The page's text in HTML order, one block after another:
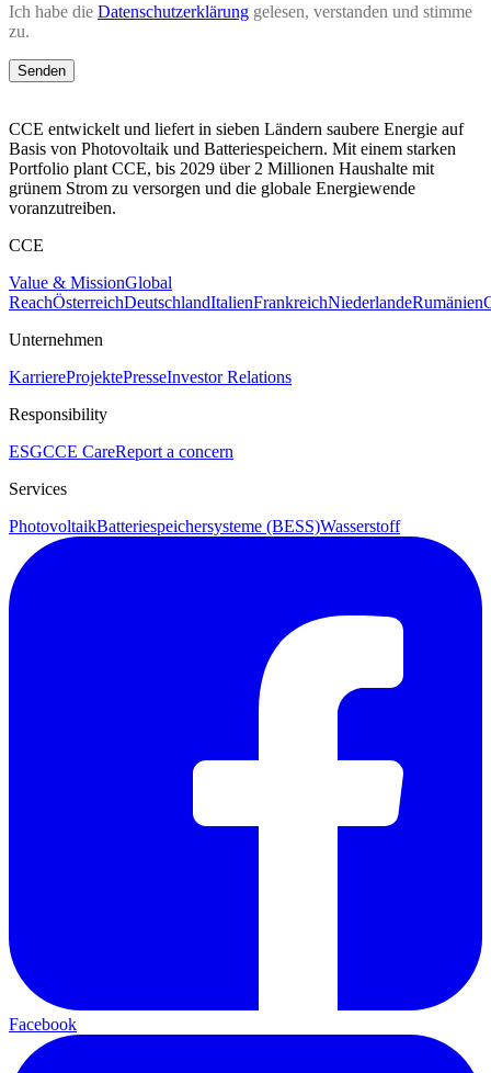
Ich habe die Datenschutzerklärung gelesen, verstanden und stimme
zu.
Senden
CCE entwickelt und liefert in sieben Ländern saubere Energie auf
Basis von Photovoltaik und Batteriespeichern. Mit einem starken
Portfolio plant CCE, bis 2029 über 2 Millionen Haushalte mit
grünem Strom zu versorgen und die globale Energiewende
voranzutreiben.
CCE
Value & MissionGlobal
ReachÖsterreichDeutschlandItalienFrankreichNiederlandeRumänien
Unternehmen
KarriereProjektePresseInvestor Relations
Responsibility
ESGCCE CareReport a concern
Services
PhotovoltaikBatteriespeichersysteme (BESS)Wasserstoff
Facebook